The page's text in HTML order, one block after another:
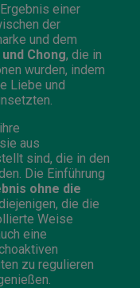
einer
der
und dem
Chong, die in
wurden, indem
Liebe und
aus
sind, die in den
Die Einführung
ohne die
die die
Weise
eine
zu regulieren